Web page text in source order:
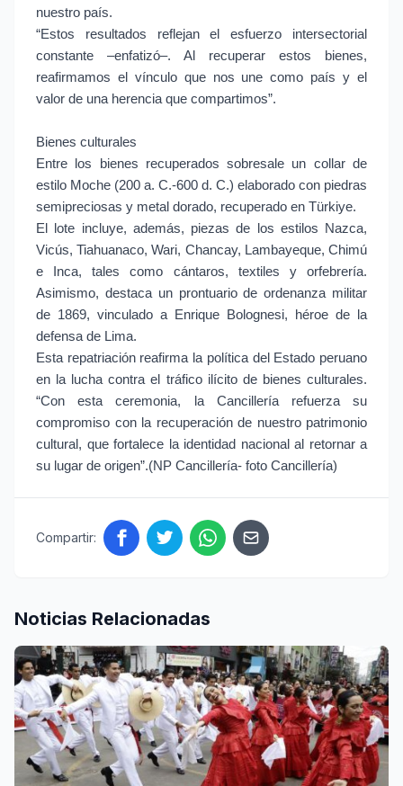
nuestro país.
“Estos resultados reflejan el esfuerzo intersectorial
constante –enfatizó–. Al recuperar estos bienes,
reafirmamos el vínculo que nos une como país y el
valor de una herencia que compartimos”.
Bienes culturales
Entre los bienes recuperados sobresale un collar de
estilo Moche (200 a. C.-600 d. C.) elaborado con piedras
semipreciosas y metal dorado, recuperado en Türkiye.
El lote incluye, además, piezas de los estilos Nazca,
Vicús, Tiahuanaco, Wari, Chancay, Lambayeque, Chimú
e Inca, tales como cántaros, textiles y orfebrería.
Asimismo, destaca un prontuario de ordenanza militar
de 1869, vinculado a Enrique Bolognesi, héroe de la
defensa de Lima.
Esta repatriación reafirma la política del Estado peruano
en la lucha contra el tráfico ilícito de bienes culturales.
“Con esta ceremonia, la Cancillería refuerza su
compromiso con la recuperación de nuestro patrimonio
cultural, que fortalece la identidad nacional al retornar a
su lugar de origen”.(NP Cancillería- foto Cancillería)
Compartir:
Noticias Relacionadas